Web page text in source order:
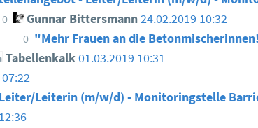
0 Gunnar Bittersmann24.02.2019 10:32
0 "Mehr Frauen an die
Tabellenkalk 01.03.2019 10:31
Leiterin (m/w/d) - Monitoringstelle